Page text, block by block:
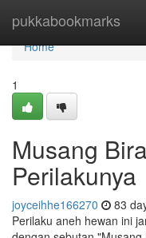
pukkabookmarks
Home
Home
1
Musang
Perilakunya
joyceihhe166270 83
Perilaku aneh hewan ini